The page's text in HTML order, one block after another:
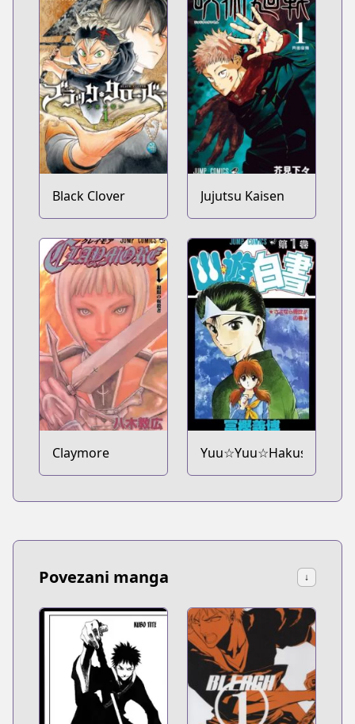
Black Clover Jujutsu Kaisen
Claymore Yuu☆Yuu☆Hakusho
Povezani manga ↓